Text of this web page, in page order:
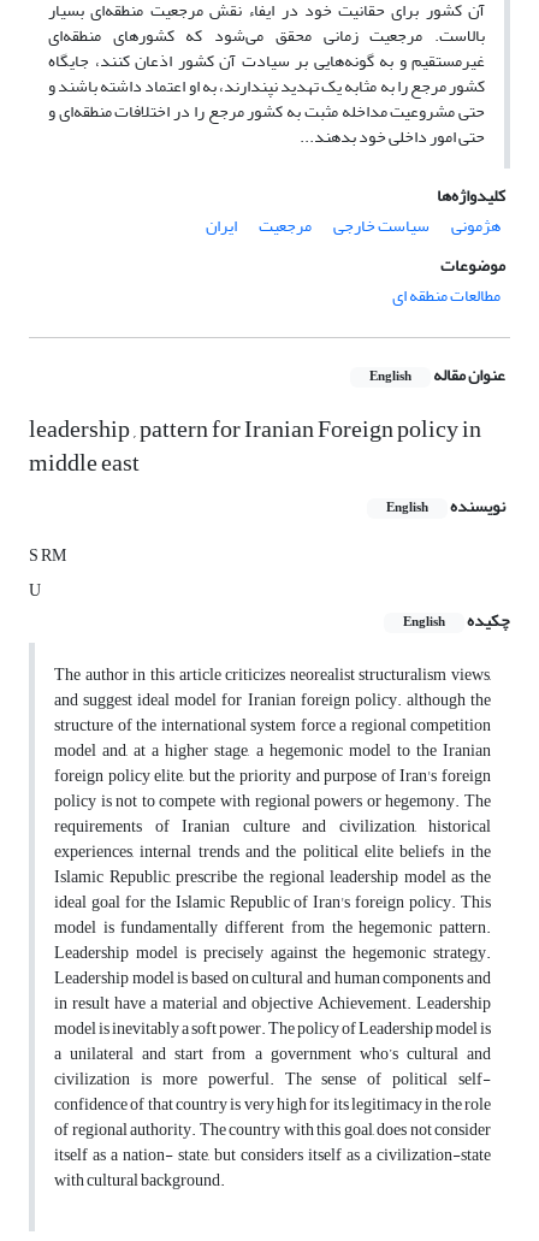
آن کشور برای حقانیت خود در ایفاء نقش مرجعیت منطقه‌ای بسیار
بالاست. مرجعیت زمانی محقق می‌شود که کشورهای منطقه‌ای
غیرمستقیم و به گونه‌هایی بر سیادت آن کشور اذعان کنند، جایگاه
کشور مرجع را به مثابه یک تهدید نپندارند، به او اعتماد داشته باشند و
حتی مشروعیت مداخله مثبت به کشور مرجع را در اختلافات منطقه‌ای و
حتی امور داخلی خود بدهند...
کلیدواژه‌ها
هژمونی
سیاست خارجی مرجعیت
ایران
موضوعات
مطالعات منطقه ای
عنوان مقاله English
leadership , pattern for Iranian Foreign policy in
middle east
نویسنده English
S RM
U
چکیده
English
The author in this article criticizes neorealist structuralism views,
and suggest ideal model for Iranian foreign policy. although the
structure of the international system force a regional competition
model and, at a higher stage, a hegemonic model to the Iranian
foreign policy elite, but the priority and purpose of Iran's foreign
policy is not to compete with regional powers or hegemony. The
requirements of Iranian culture and civilization, historical
experiences, internal trends and the political elite beliefs in the
Islamic Republic, prescribe the regional leadership model as the
ideal goal for the Islamic Republic of Iran's foreign policy. This
model is fundamentally different from the hegemonic pattern.
Leadership model is precisely against the hegemonic strategy.
Leadership model is based on cultural and human components and
in result have a material and objective Achievement. Leadership
model is inevitably a soft power. The policy of Leadership model is
a unilateral and start from a government who’s cultural and
civilization is more powerful. The sense of political self-
confidence of that country is very high for its legitimacy in the role
of regional authority. The country with this goal, does not consider
itself as a nation- state, but considers itself as a civilization-state
with cultural background.